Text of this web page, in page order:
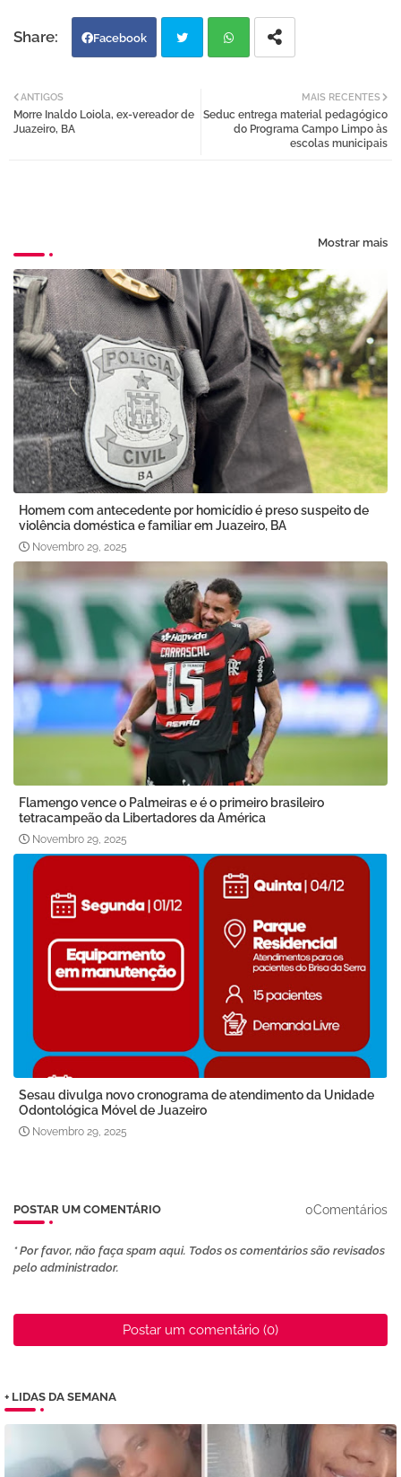
Facebook
tter atsa
MAIS RECENTES
Seduc entrega material pedagógico
do Programa Campo Limpo às
escolas municipais
ANTIGOS
Morre Inaldo Loiola, ex-vereador de
Juazeiro, BA
Mostrar mais
Homem com antecedente por homicídio é preso suspeito de
violência doméstica e familiar em Juazeiro, BA
Novembro 29, 2025
Flamengo vence o Palmeiras e é o primeiro brasileiro
tetracampeão da Libertadores da América
Novembro 29, 2025
Sesau divulga novo cronograma de atendimento da Unidade
Odontológica Móvel de Juazeiro
Novembro 29, 2025
POSTAR UM COMENTÁRIO 0Comentários
* Por favor, não faça spam aqui. Todos os comentários são revisados ​​
pelo administrador.
Postar um comentário (0)
+ LIDAS DA SEMANA